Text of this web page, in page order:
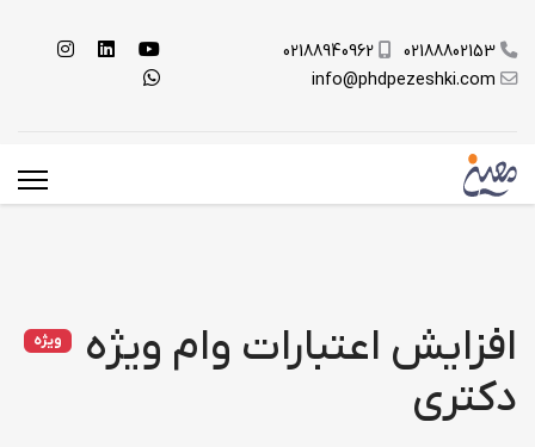
02188802153
02188940962
info@phdpezeshki.com
ویژه
افزایش اعتبارات وام ویژه
دکتری